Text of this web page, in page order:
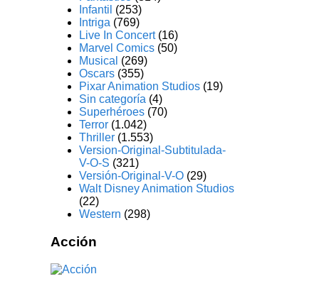
Infantil (253)
Intriga (769)
Live In Concert(16)
Marvel Comics (50)
Musical (269)
Oscars (355)
Pixar Animation Studios (19)
Sin categoría (4)
Superhéroes (70)
Terror (1.042)
Thriller (1.553)
Version-Original-Subtitulada-
V-O-S (321)
Versión-Original-V-O (29)
Walt Disney Animation Studios
(22)
Western (298)
Acción